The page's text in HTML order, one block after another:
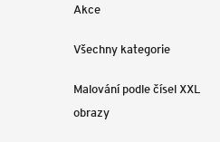
Akce
Všechny kategorie
Malování podle čísel XXL
obrazy